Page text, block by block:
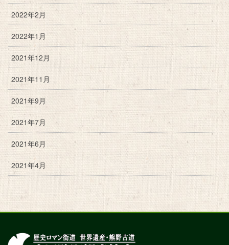
2022年2月
2022年1月
2021年12月
2021年11月
2021年9月
2021年7月
2021年6月
2021年4月